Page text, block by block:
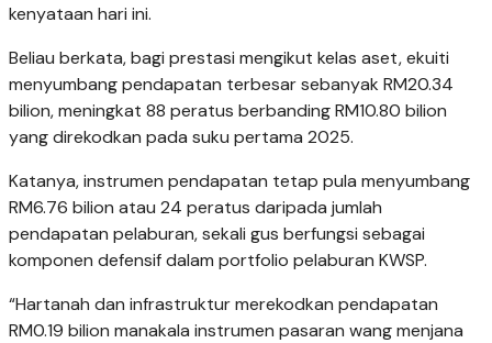
kenyataan hari ini.
Beliau berkata, bagi prestasi mengikut kelas aset, ekuiti
menyumbang pendapatan terbesar sebanyak RM20.34
bilion, meningkat 88 peratus berbanding RM10.80 bilion
yang direkodkan pada suku pertama 2025.
Katanya, instrumen pendapatan tetap pula menyumbang
RM6.76 bilion atau 24 peratus daripada jumlah
pendapatan pelaburan, sekali gus berfungsi sebagai
komponen defensif dalam portfolio pelaburan KWSP.
“Hartanah dan infrastruktur merekodkan pendapatan
RM0.19 bilion manakala instrumen pasaran wang menjana